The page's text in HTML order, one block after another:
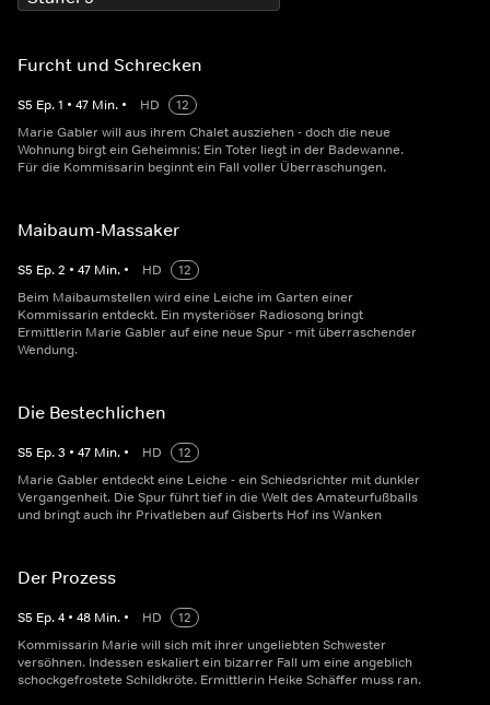
Furcht und Schrecken
S5 Ep.1 • 47 Min. • HD
12
Marie Gabler will aus ihrem Chalet ausziehen - doch die neue
Wohnung birgt ein Geheimnis: Ein Toter liegt in der Badewanne.
Für die Kommissarin beginnt ein Fall voller Überraschungen.
Maibaum-Massaker
S5 Ep.2 • 47 Min. • HD
12
Beim Maibaumstellen wird eine Leiche im Garten einer
Kommissarin entdeckt. Ein mysteriöser Radiosong bringt
Ermittlerin Marie Gabler auf eine neue Spur - mit überraschender
Wendung.
Die Bestechlichen
S5 Ep.3 • 47 Min. • HD
12
Marie Gabler entdeckt eine Leiche - ein Schiedsrichter mit dunkler
Vergangenheit. Die Spur führt tief in die Welt des Amateurfußballs
und bringt auch ihr Privatleben auf Gisberts Hof ins Wanken
Der Prozess
S5 Ep.4 • 48 Min. • HD
12
Kommissarin Marie will sich mit ihrer ungeliebten Schwester
versöhnen. Indessen eskaliert ein bizarrer Fall um eine angeblich
schockgefrostete Schildkröte. Ermittlerin Heike Schäffer muss ran.